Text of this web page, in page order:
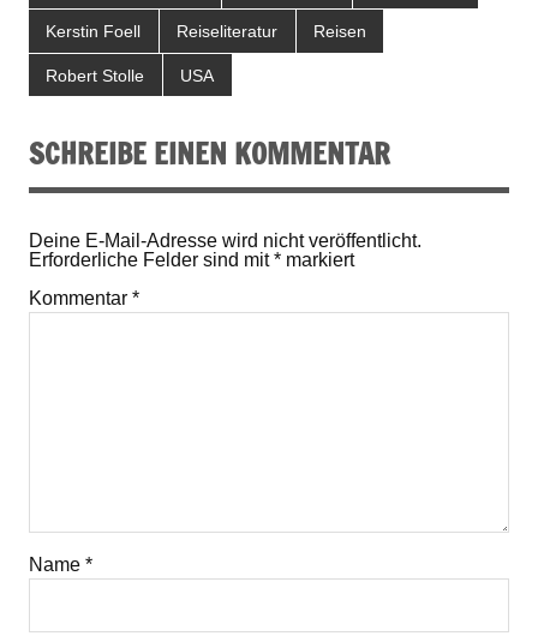
Kerstin Foell Reiseliteratur Reisen
Robert Stolle USA
SCHREIBE EINEN KOMMENTAR
Deine E-Mail-Adresse wird nicht veröffentlicht.
Erforderliche Felder sind mit* markiert
Kommentar *
Name *